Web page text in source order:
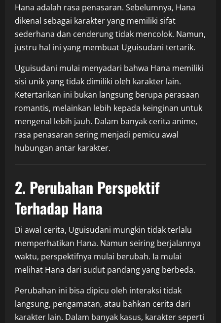
Hana adalah rasa penasaran. Sebelumnya, Hana
dikenal sebagai karakter yang memiliki sifat
sederhana dan cenderung tidak mencolok. Namun,
justru hal ini yang membuat Uguisudani tertarik.
Uguisudani mulai menyadari bahwa Hana memiliki
sisi unik yang tidak dimiliki oleh karakter lain.
Ketertarikan ini bukan langsung berupa perasaan
romantis, melainkan lebih kepada keinginan untuk
mengenal lebih jauh. Dalam banyak cerita anime,
rasa penasaran sering menjadi pemicu awal
hubungan antar karakter.
2. Perubahan Perspektif
Terhadap Hana
Di awal cerita, Uguisudani mungkin tidak terlalu
memperhatikan Hana. Namun seiring berjalannya
waktu, perspektifnya mulai berubah. Ia mulai
melihat Hana dari sudut pandang yang berbeda.
Perubahan ini bisa dipicu oleh interaksi tidak
langsung, pengamatan, atau bahkan cerita dari
karakter lain. Dalam banyak kasus, karakter seperti